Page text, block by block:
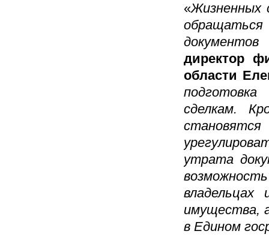
«Жизненных
директор
области
сделкам.
утрата
имущества,
в Едином